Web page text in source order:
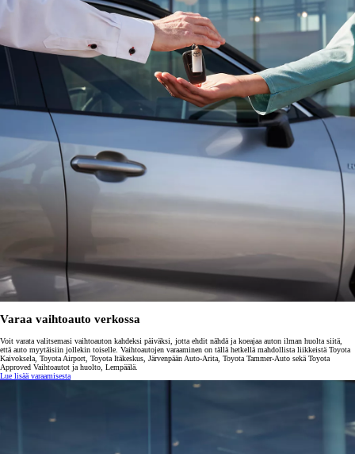
Varaa vaihtoauto verkossa
Voit varata valitsemasi vaihtoauton kahdeksi päiväksi, jotta ehdit nähdä ja koeajaa auton ilman huolta siitä,
että auto myytäisiin jollekin toiselle. Vaihtoautojen varaaminen on tällä hetkellä mahdollista liikkeistä Toyota
Kaivoksela, Toyota Airport, Toyota Itäkeskus, Järvenpään Auto-Arita, Toyota Tammer-Auto sekä Toyota
Approved Vaihtoautot ja huolto, Lempäälä.
Lue lisää varaamisesta